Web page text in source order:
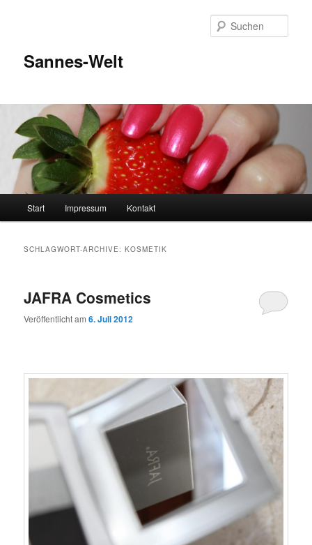
Sannes-Welt
Start Impressum Kontakt
SCHLAGWORT-ARCHIVE:KOSMETIK
JAFRA Cosmetics
Veröffentlicht am6. Juli 2012